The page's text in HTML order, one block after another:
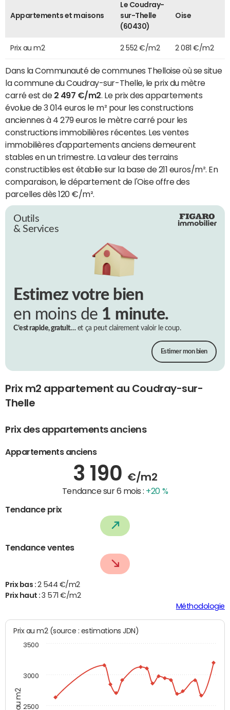
Appartements et maisons
Le Coudray-
sur-Thelle
(60430)
Oise
Prix au m2 2 552 €/m2 2 081 €/m2
Dans la Communauté de communes Thelloise où se situe
la commune du Coudray-sur-Thelle, le prix du mètre
carré est de 2 497 €/m2 . Le prix des appartements
évolue de 3 014 euros le m² pour les constructions
anciennes à 4 279 euros le mètre carré pour les
constructions immobilières récentes. Les ventes
immobilières d'appartements anciens demeurent
stables en un trimestre. La valeur des terrains
constructibles est établie sur la base de 211 euros/m². En
comparaison, le département de l'Oise offre des
parcelles dès 120 €/m².
Outils
& Services
Estimez votre bien
en moins de 1 minute.
C’est rapide, gratuit…et ça peut clairement valoir le coup.
Estimer mon bien
Prix m2 appartement au Coudray-sur-
Thelle
Prix des appartements anciens
Appartements anciens
3 190 €/m2
Tendance sur 6 mois : +20 %
Tendance prix
Tendance ventes
Prix bas : 2 544 €/m2
Prix haut :3 571 €/m2
Méthodologie
Prix au m2 (source : estimations JDN)
2500
3000
3500